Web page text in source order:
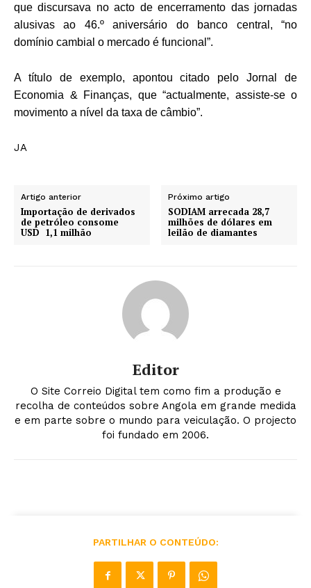
que discursava no acto de encerramento das jornadas
alusivas ao 46.º aniversário do banco central, “no
domínio cambial o mercado é funcional”.
A título de exemplo, apontou citado pelo Jornal de
Economia & Finanças, que “actualmente, assiste-se o
movimento a nível da taxa de câmbio”.
JA
Artigo anterior
Importação de derivados
de petróleo consome
USD 1,1 milhão
Próximo artigo
SODIAM arrecada 28,7
milhões de dólares em
leilão de diamantes
Editor
O Site Correio Digital tem como fim a produção e
recolha de conteúdos sobre Angola em grande medida
e em parte sobre o mundo para veiculação. O projecto
foi fundado em 2006.
PARTILHAR O CONTEÚDO: